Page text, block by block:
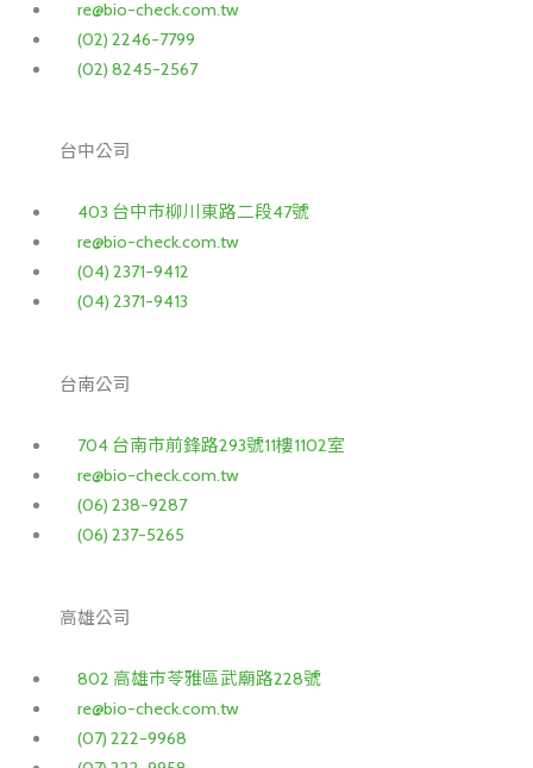
re@bio-check.com.tw
(02) 2246-7799
(02) 8245-2567
台中公司
403 台中市柳川東路二段47號
re@bio-check.com.tw
(04) 2371-9412
(04) 2371-9413
台南公司
704 台南市前鋒路293號11樓1102室
re@bio-check.com.tw
(06) 238-9287
(06) 237-5265
高雄公司
802 高雄市苓雅區武廟路228號
re@bio-check.com.tw
(07) 222-9968